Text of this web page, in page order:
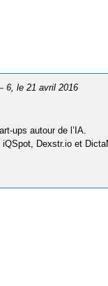
6 , le 21 avril 2016
ups autour de l’IA.
Dexstr.io et